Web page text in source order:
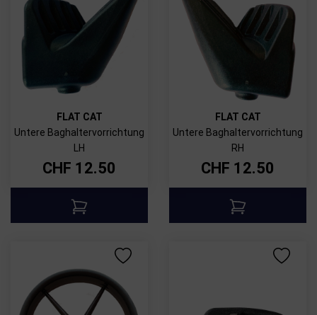
FLAT CAT
Untere Baghaltervorrichtung
LH
CHF 12.50
FLAT CAT
Untere Baghaltervorrichtung
RH
CHF 12.50